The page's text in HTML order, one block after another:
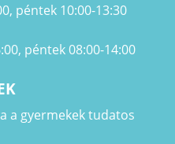
péntek 10:00-13:30
péntek 08:00-14:00
a gyermekek tudatos